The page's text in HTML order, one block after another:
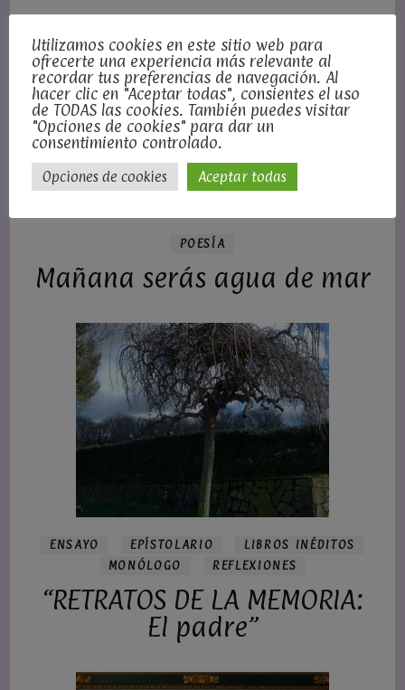
POESÍA
Mañana serás agua de mar
ENSAYO EPÍSTOLARIO
LIBROS INÉDITOS
MONÓLOGO
REFLEXIONES
“RETRATOS DE LA MEMORIA:
El padre”
Utilizamos cookies en este sitio web para
ofrecerte una experiencia más relevante al
recordar tus preferencias de navegación. Al
hacer clic en "Aceptar todas", consientes el uso
de TODAS las cookies. También puedes visitar
"Opciones de cookies" para dar un
consentimiento controlado.
Opciones de cookies Aceptar todas